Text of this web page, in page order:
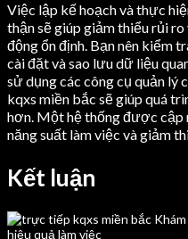
Việc lập kế hoạch và thực
thận sẽ giúp giảm thiểu rủi
động ổn định. Bạn nên kiểm
cài đặt và sao lưu dữ liệu
sử dụng các công cụ quản
kqxs miền bắc sẽ giúp quá
hơn. Một hệ thống được cập
năng suất làm việc và giảm
Kết luận